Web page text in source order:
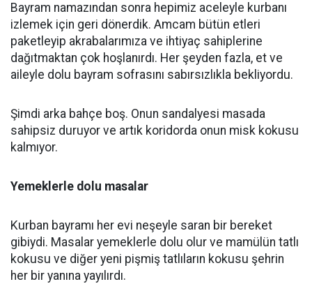
Bayram namazından sonra hepimiz aceleyle kurbanı
izlemek için geri dönerdik. Amcam bütün etleri
paketleyip akrabalarımıza ve ihtiyaç sahiplerine
dağıtmaktan çok hoşlanırdı. Her şeyden fazla, et ve
aileyle dolu bayram sofrasını sabırsızlıkla bekliyordu.
Şimdi arka bahçe boş. Onun sandalyesi masada
sahipsiz duruyor ve artık koridorda onun misk kokusu
kalmıyor.
Yemeklerle dolu masalar
Kurban bayramı her evi neşeyle saran bir bereket
gibiydi. Masalar yemeklerle dolu olur ve mamülün tatlı
kokusu ve diğer yeni pişmiş tatlıların kokusu şehrin
her bir yanına yayılırdı.